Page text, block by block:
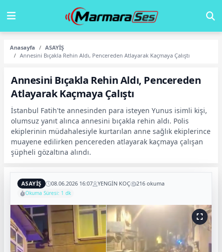
Anasayfa
ASAYİŞ
Annesini Bıçakla Rehin Aldı, Pencereden Atlayarak Kaçmaya Çalıştı
Annesini Bıçakla Rehin Aldı, Pencereden
Atlayarak Kaçmaya Çalıştı
İstanbul Fatih'te annesinden para isteyen Yunus isimli kişi,
olumsuz yanıt alınca annesini bıçakla rehin aldı. Polis
ekiplerinin müdahalesiyle kurtarılan anne sağlık ekiplerince
muayene edilirken pencereden atlayarak kaçmaya çalışan
şüpheli gözaltına alındı.
ASAYİŞ 08.06.2026 16:07 YENGİN KOÇ 216 okuma
Okuma Süresi: 1 dk